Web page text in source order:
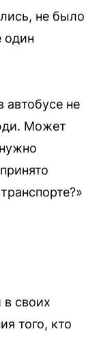
не было
один
автобусе не
Может
своих
того, кто